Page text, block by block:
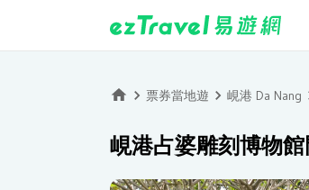
票券當地遊 峴港 Da Nang
峴港占婆雕刻博物